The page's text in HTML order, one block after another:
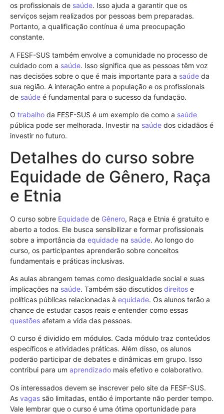
os profissionais de saúde. Isso ajuda a garantir que os
serviços sejam realizados por pessoas bem preparadas.
Portanto, a qualificação contínua é uma preocupação
constante.
A FESF-SUS também envolve a comunidade no processo de
cuidado com a saúde. Isso significa que as pessoas têm voz
nas decisões sobre o que é mais importante para a saúde da
sua região. A interação entre a população e os profissionais
de saúde é fundamental para o sucesso da fundação.
O trabalho da FESF-SUS é um exemplo de como a saúde
pública pode ser melhorada. Investir na saúde dos cidadãos é
investir no futuro.
Detalhes do curso sobre
Equidade de Gênero, Raça
e Etnia
O curso sobre Equidade de Gênero, Raça e Etnia é gratuito e
aberto a todos. Ele busca sensibilizar e formar profissionais
sobre a importância da equidade na saúde. Ao longo do
curso, os participantes aprenderão sobre conceitos
fundamentais e práticas inclusivas.
As aulas abrangem temas como desigualdade social e suas
implicações na saúde. Também são discutidos direitos e
políticas públicas relacionadas à equidade. Os alunos terão a
chance de estudar casos reais e entender como essas
questões afetam a vida das pessoas.
O curso é dividido em módulos. Cada módulo traz conteúdos
específicos e atividades práticas. Além disso, os alunos
poderão participar de debates e dinâmicas em grupo. Isso
contribui para um aprendizado mais efetivo e colaborativo.
Os interessados devem se inscrever pelo site da FESF-SUS.
As vagas são limitadas, então é importante não perder tempo.
Vale lembrar que o curso é uma ótima oportunidade para